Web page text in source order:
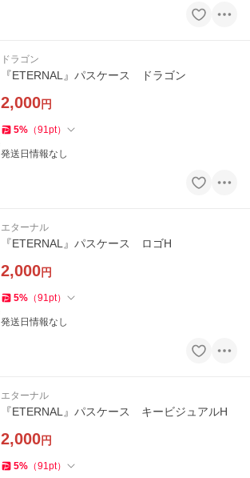
ドラゴン
『ETERNAL』パスケース ドラゴン
2,000円
5% （91pt）
発送日情報なし
エターナル
『ETERNAL』パスケース ロゴH
2,000円
5% （91pt）
発送日情報なし
エターナル
『ETERNAL』パスケース キービジュアルH
2,000円
5% （91pt）